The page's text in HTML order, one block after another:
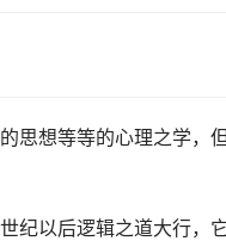
思想等等的心理之学，
纪以后逻辑之道大行，